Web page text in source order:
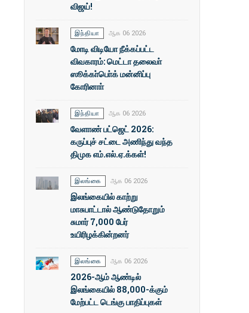
விஜய்!
இந்தியா ஆக 06 2026
மோடி விடியோ நீக்கப்பட்ட
விவகாரம்: மெட்டா தலைவா்
ஸூக்கா்பொ்க் மன்னிப்பு
கோரினாா்
இந்தியா ஆக 06 2026
வேளாண் பட்ஜெட் 2026:
கருப்புச் சட்டை அணிந்து வந்த
திமுக எம்.எல்.ஏ.க்கள்!
இலங்கை ஆக 06 2026
இலங்கையில் காற்று
மாசுபாட்டால் ஆண்டுதோறும்
சுமார் 7,000 பேர்
உயிரிழக்கின்றனர்
இலங்கை ஆக 06 2026
2026-ஆம் ஆண்டில்
இலங்கையில் 88,000-க்கும்
மேற்பட்ட டெங்கு பாதிப்புகள்